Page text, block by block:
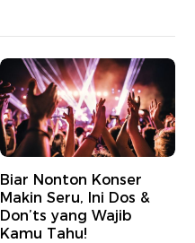
Biar Nonton Konser
Makin Seru, Ini Dos &
Don’ts yang Wajib
Kamu Tahu!